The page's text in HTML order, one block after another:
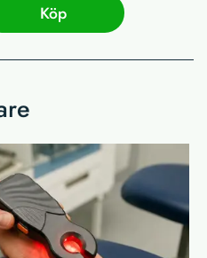
Köp